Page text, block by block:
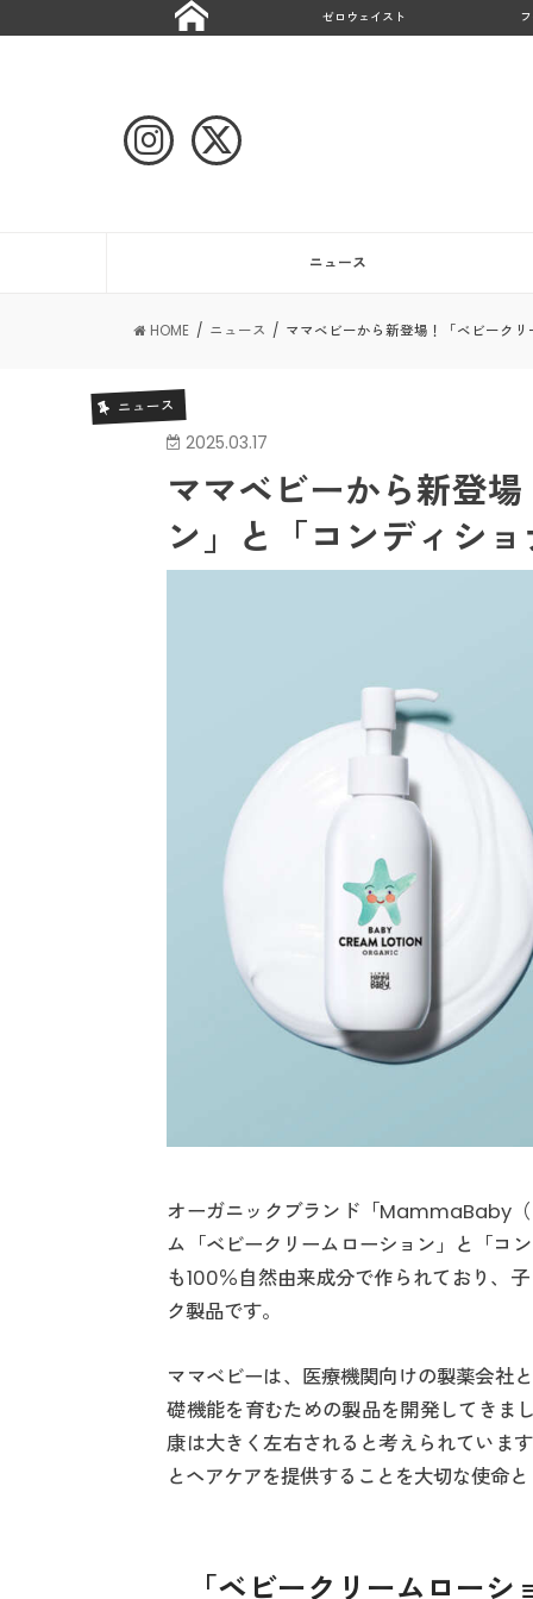
ゼロウェイスト
ニュース
HOME ニュース ママベビーから新登場！「ベビーク
ニュース
2025.03.17
ママベビーから新登
ン」と「コンディシ
オーガニックブランド「MammaBaby
ム「ベビークリームローション」と「コ
も100％自然由来成分で作られており、
ク製品です。
ママベビーは、医療機関向けの製薬会社
礎機能を育むための製品を開発してきま
康は大きく左右されると考えられていま
とヘアケアを提供することを大切な使命
「ベビークリームロー